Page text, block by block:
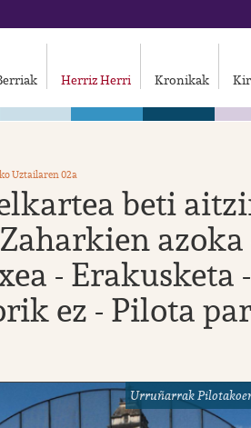
Herriz Herri Kronikak
Uztailaren 02a
beti
azoka
- Erakusketa
ez - Pilota
Urruñarrak